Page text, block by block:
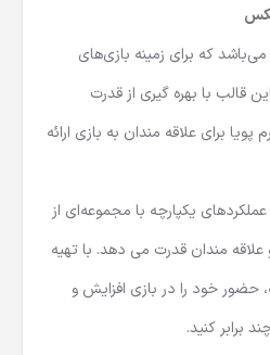
می‌باشد که برای زمینه بازی‌های
قالب با بهره گیری از قدرت
برای علاقه مندان به بازی ارائه
یکپارچه با مجموعه‌ای از
مندان قدرت می‌ دهد. با تهیه
حضور خود را در بازی افزایش و
برابر کنید.